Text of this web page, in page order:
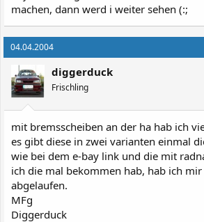
machen, dann werd i weiter sehen (:;
04.04.2004
diggerduck
Frischling
mit bremsscheiben an der ha hab ich
es gibt diese in zwei varianten einmal
wie bei dem e-bay link und die mit
ich die mal bekommen hab, hab ich mir
abgelaufen.
MFg
Diggerduck